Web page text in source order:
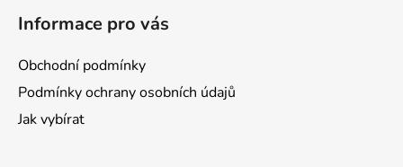
Informace pro vás
Obchodní podmínky
Podmínky ochrany osobních údajů
Jak vybírat